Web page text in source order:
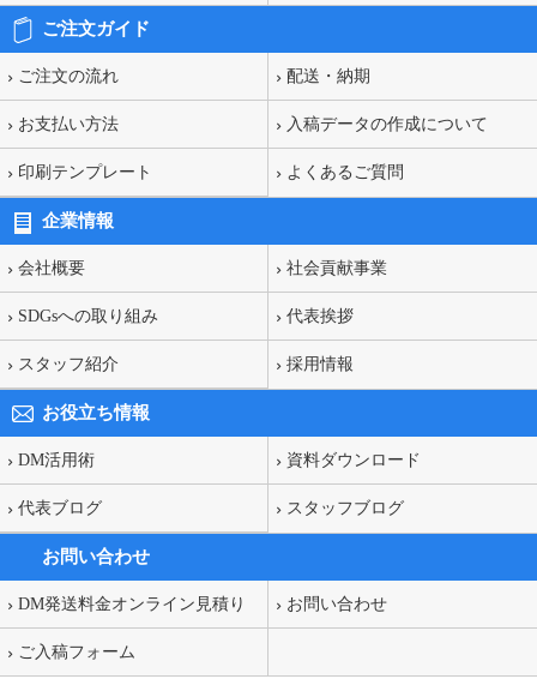
ご注文ガイド
ご注文の流れ 配送・納期
お支払い方法 入稿データの作成について
印刷テンプレート よくあるご質問
企業情報
会社概要 社会貢献事業
SDGsへの取り組み 代表挨拶
スタッフ紹介 採用情報
お役立ち情報
DM活用術 資料ダウンロード
代表ブログ スタッフブログ
お問い合わせ
DM発送料金オンライン見積り お問い合わせ
ご入稿フォーム